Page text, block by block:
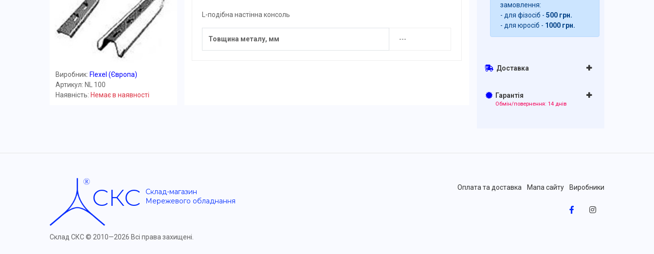
Виробник: Flexel (Європа)
Артикул: NL 100
Наявність: Немає в наявності
L-подібна настінна консоль
Товщина металу, мм ---
замовлення:
- для фізосіб - 500 грн.
- для юросіб - 1000 грн.
Доставка
Гарантія
Обмін/повернення: 14 днів
СКС
Склад-магазин
Мережевого обладнання
Склад СКС © 2010—2026 Всі права захищені.
Оплата та доставка Мапа сайту Виробники